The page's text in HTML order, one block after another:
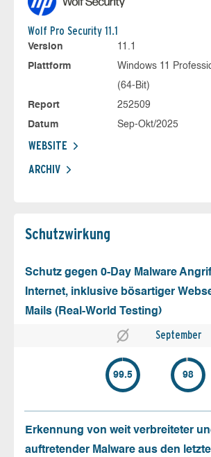
Wolf Pro Security 11.1
Version
11.1
Plattform
Windows 11
(64-Bit)
Report
252509
Datum
Sep-Okt/2025
WEBSITE
ARCHIV
Schutz­wirkung
Schutz gegen 0-Day Malware
Internet, inklusive bösartiger
Mails (Real-World Testing)
September
99.5 98
Erkennung von weit verbreiteter
auftretender Malware aus den